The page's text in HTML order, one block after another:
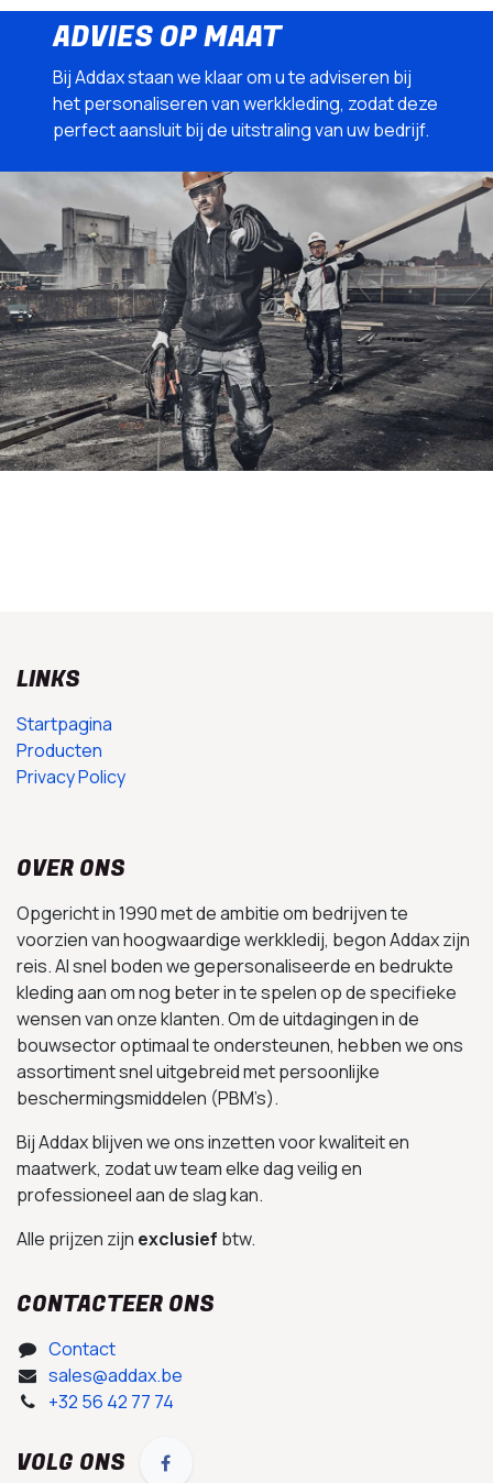
ADVIES OP MAAT
Bij Addax staan we klaar om u te adviseren bij
het personaliseren van werkkleding, zodat deze
perfect aansluit bij de uitstraling van uw bedrijf.
LINKS
Startpagina
Producten
Privacy Policy
OVER ONS
Opgericht in 1990 met de ambitie om bedrijven te
voorzien van hoogwaardige werkkledij, begon Addax zijn
reis. Al snel boden we gepersonaliseerde en bedrukte
kleding aan om nog beter in te spelen op de specifieke
wensen van onze klanten. Om de uitdagingen in de
bouwsector optimaal te ondersteunen, hebben we ons
assortiment snel uitgebreid met persoonlijke
beschermingsmiddelen (PBM’s).
Bij Addax blijven we ons inzetten voor kwaliteit en
maatwerk, zodat uw team elke dag veilig en
professioneel aan de slag kan.
Alle prijzen zijn exclusief btw.
CONTACTEER ONS
Contact
sales@addax.be
+32 56 42 77 74
VOLG ONS